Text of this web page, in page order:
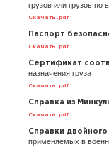
грузов или грузов
Скачать .pdf
Паспорт
Скачать .pdf
Сертификат
назначения груза
Скачать .pdf
Справка из
Скачать .pdf
Справки двойного
применяемых в